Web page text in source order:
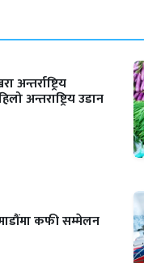
अन्तराष्ट्रिय उडान
कफी सम्मेलन